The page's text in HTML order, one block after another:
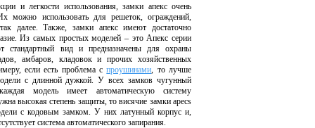
и легкости использования, замки апекс очень
можно использовать для решеток, ограждений,
далее. Также, замки апекс имеют достаточно
Из самых простых моделей – это Апекс серии
вид и предназначены для охраны
амбаров, кладовок и прочих хозяйственных
если есть проблема спроушинами, то лучше
с длинной дужкой. У всех замков чугунный
модель имеет автоматическую систему
высокая степень защиты, то висячие замки apecs
с кодовым замком. У них латунный корпус и,
система автоматического запирания.